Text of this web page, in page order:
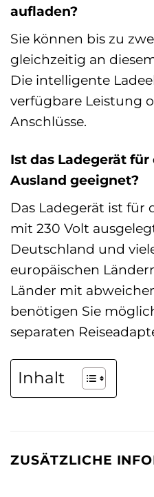
aufladen?
Sie können bis zu
gleichzeitig an
Die intelligente
verfügbare Leistung
Anschlüsse.
Ist das Ladegerät
Ausland geeignet?
Das Ladegerät ist für
mit 230 Volt
Deutschland und
europäischen
Länder mit
benötigen Sie
separaten
Inhalt
ZUSÄTZLICHE